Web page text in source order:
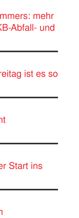
mehr
Abfall- und
ist es so
Start ins